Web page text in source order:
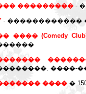
��������� -
- ������������
���� (Comedy
����-
���� �